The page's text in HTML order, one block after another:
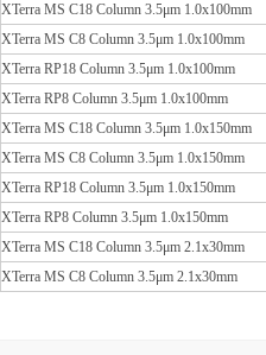
XTerra MS C18 Column 3.5μm 1.0x100mm
XTerra MS C8 Column 3.5μm 1.0x100mm
XTerra RP18 Column 3.5μm 1.0x100mm
XTerra RP8 Column 3.5μm 1.0x100mm
XTerra MS C18 Column 3.5μm 1.0x150mm
XTerra MS C8 Column 3.5μm 1.0x150mm
XTerra RP18 Column 3.5μm 1.0x150mm
XTerra RP8 Column 3.5μm 1.0x150mm
XTerra MS C18 Column 3.5μm 2.1x30mm
XTerra MS C8 Column 3.5μm 2.1x30mm